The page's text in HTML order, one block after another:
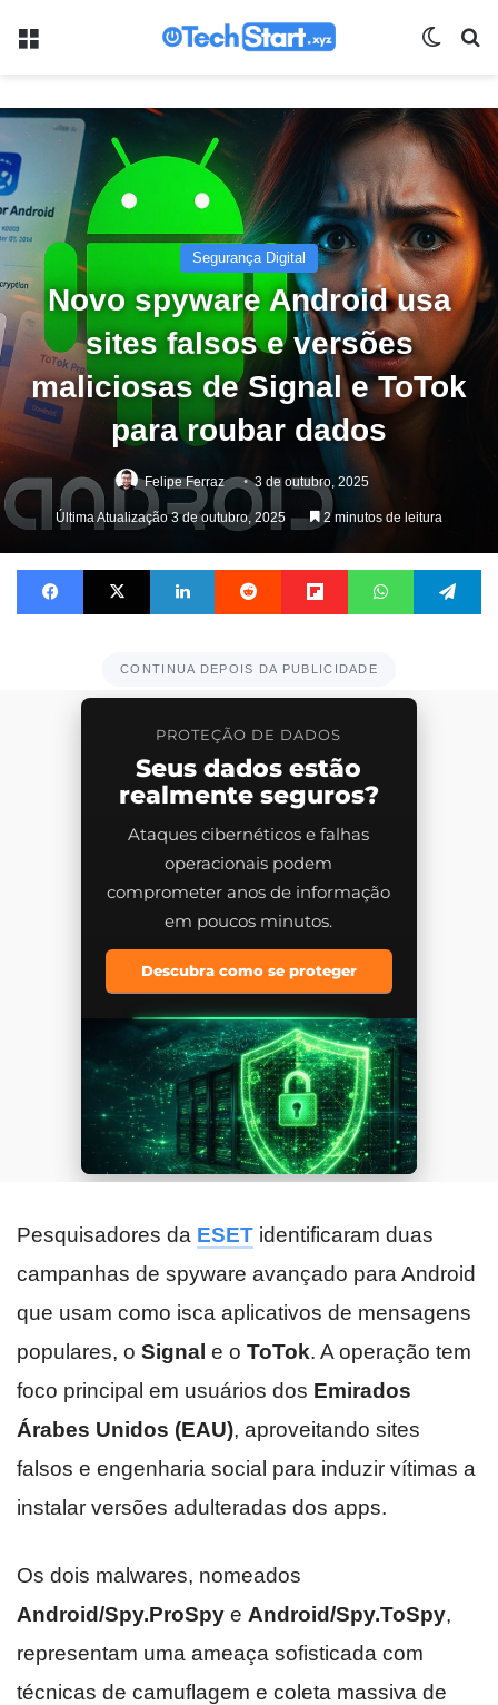
Menu
Segurança Digital
Novo spyware Android usa
sites falsos e versões
maliciosas de Signal e ToTok
para roubar dados
Felipe Ferraz 3 de outubro, 2025
Última Atualização 3 de outubro, 2025 2 minutos de leitura
Facebook X Linkedin Reddit Flipboard WhatsApp
CONTINUA DEPOIS DA PUBLICIDADE
PROTEÇÃO DE DADOS
Seus dados estão
realmente seguros?
Ataques cibernéticos e falhas
operacionais podem
comprometer anos de informação
em poucos minutos.
Descubra como se proteger
Pesquisadores da ESET identificaram duas
campanhas de spyware avançado para Android
que usam como isca aplicativos de mensagens
populares, o Signal e o ToTok. A operação tem
foco principal em usuários dos Emirados
Árabes Unidos (EAU), aproveitando sites
falsos e engenharia social para induzir vítimas a
instalar versões adulteradas dos apps.
Os dois malwares, nomeados
Android/Spy.ProSpy e Android/Spy.ToSpy,
representam uma ameaça sofisticada com
técnicas de camuflagem e coleta massiva de